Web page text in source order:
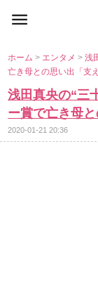
ホーム> エンタメ>浅
亡き母との思い出「支
浅田真央の“三
ー賞で亡き母
2020-01-21 20:36